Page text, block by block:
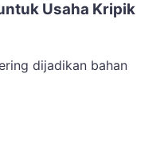
Usaha Kripik
dijadikan bahan